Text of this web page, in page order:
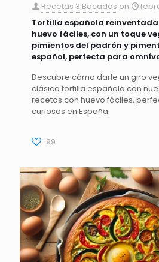
Recetas 3 Bocados on
Tortilla española
huevo fáciles, con un toque
pimientos del padrón y
español, perfecta para
Descubre cómo darle un giro
clásica tortilla española con
recetas con huevo fáciles,
curiosos en España.
99